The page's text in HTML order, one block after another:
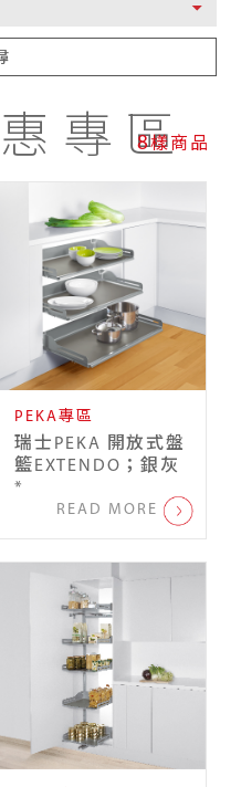
專區
8樣商品
PEKA專區
瑞士PEKA 開放式盤
籃EXTENDO；銀灰
*
READ MORE